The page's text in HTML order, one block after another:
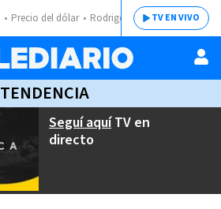
Precio del dólar Rodrigo ChavesTV EN VIVO
TENDENCIA
Seguí aquíTV en
directo